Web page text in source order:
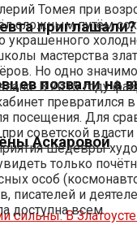
приглашали?
позвали на
Аскаровой
Томея при
сложным путём
украшенного
мастерства
Но одно
В 2015 году
превратился
посещения. Для
советской
шедевры
только
особ
писателей и
доступна всем.